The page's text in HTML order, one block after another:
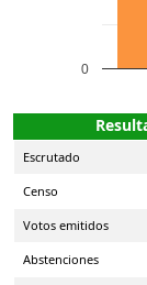
0
Escrutado
Censo
Votos emitidos
Abstenciones